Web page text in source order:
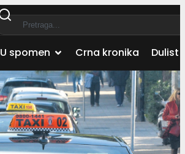
U spomen Crna kronika Dulist